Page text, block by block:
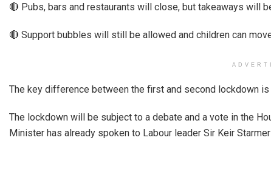
🔴 Pubs, bars and restaurants will close, but takeaways will
🔴 Support bubbles will still be allowed and children can
The key difference between the first and second lockdown
The lockdown will be subject to a debate and a vote in the
Minister has already spoken to Labour leader Sir Keir